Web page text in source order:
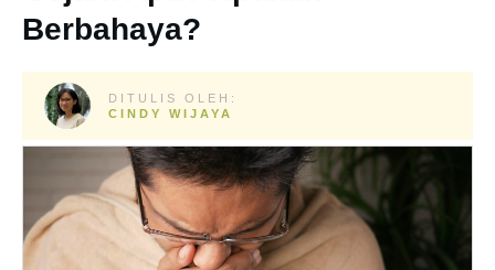
Berbahaya?
DITULIS OLEH:
CINDY WIJAYA